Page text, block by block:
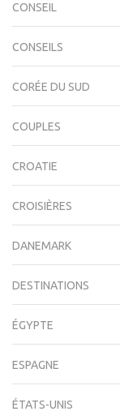
CONSEIL
CONSEILS
CORÉE DU SUD
COUPLES
CROATIE
CROISIÈRES
DANEMARK
DESTINATIONS
ÉGYPTE
ESPAGNE
ÉTATS-UNIS